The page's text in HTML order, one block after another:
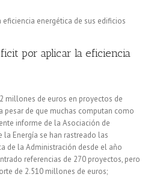
por aplicar la eficiencia
millones de euros en proyectos de
pesar de que muchas computan como
informe de la Asociación de
la Energía se han rastreado las
de la Administración desde el año
referencias de 270 proyectos, pero
de 2.510 millones de euros;